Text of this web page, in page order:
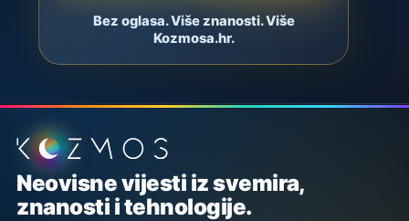
Bez oglasa. Više znanosti. Više
Kozmosa.hr.
Podnožje stranice
Neovisne vijesti iz svemira,
znanosti i tehnologije.